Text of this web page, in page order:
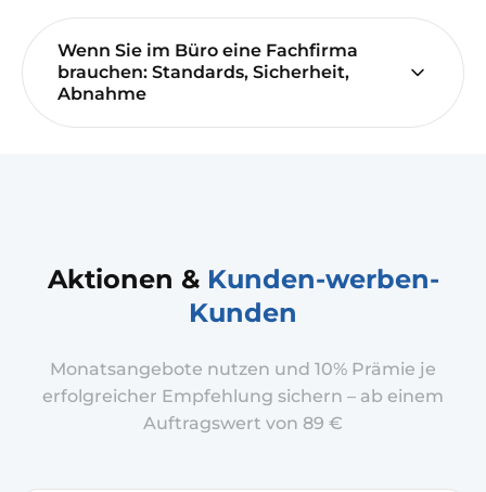
Wenn Sie im Büro eine Fachfirma
brauchen: Standards, Sicherheit,
Abnahme
Aktionen & Kunden-werben-
Kunden
Monatsangebote nutzen und 10% Prämie je
erfolgreicher Empfehlung sichern – ab einem
Auftragswert von 89 €